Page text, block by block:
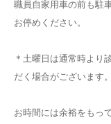
職員自家用車の前も駐
お停めください。
＊土曜日は通常時より
だく場合がございます。
お時間には余裕をもっ